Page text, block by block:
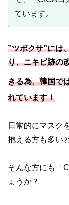
ています。
”ツボクサ”には
り、ニキビ跡の
きる為、韓国で
れています！
日常的にマスク
抱える方も多い
そんな方にも「
ょうか？